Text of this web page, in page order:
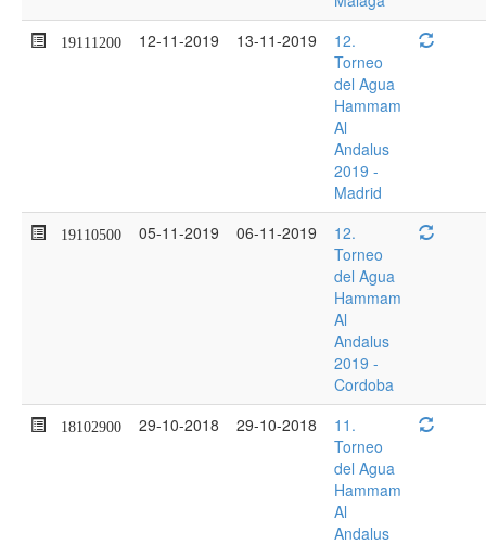
19111200 12-11-2019 13-11-2019
12.
Torneo
del Agua
Hammam
Al
Andalus
2019 -
Madrid
19110500 05-11-2019 06-11-2019
12.
Torneo
del Agua
Hammam
Al
Andalus
2019 -
Cordoba
18102900 29-10-2018 29-10-2018
11.
Torneo
del Agua
Hammam
Al
Andalus